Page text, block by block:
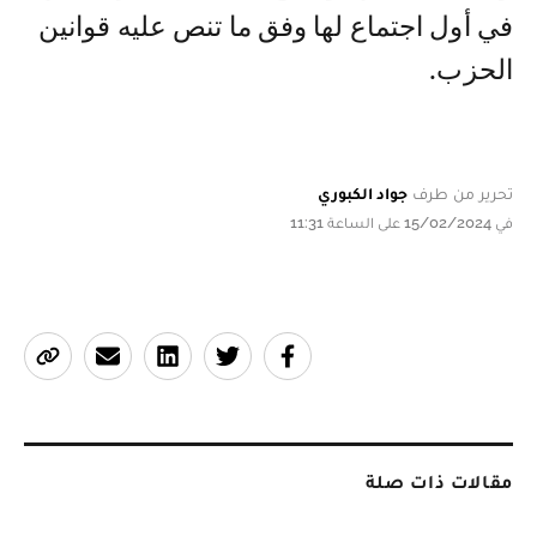
في أول اجتماع لها وفق ما تنص عليه قوانين
الحزب.
تحرير من طرف جواد الكبوري
في 15/02/2024 على الساعة 11:31
مقالات ذات صلة